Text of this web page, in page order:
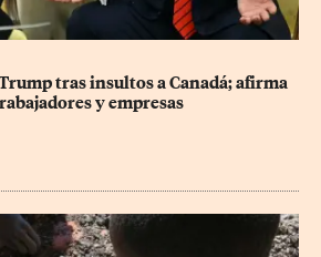
tras insultos a Canadá; afirma
y empresas